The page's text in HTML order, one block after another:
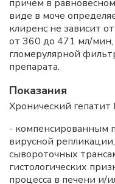
причем в
виде в моче
клиренс не зависит
от 360 до 471 мл/мин,
гломерулярной
препарата.
Показания
Хронический гепатит
- компенсированным
вирусной
сывороточных
гистологических
процесса в печени и/